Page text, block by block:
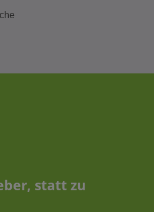
statt zu